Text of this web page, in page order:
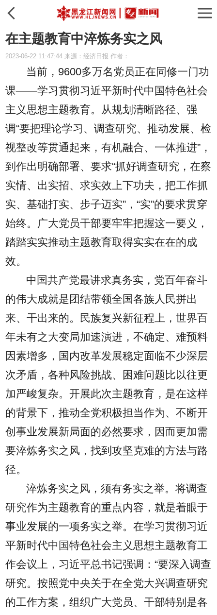
在主题教育中淬炼务实之风
2023-06-22 11:47:44 来源：经济日报 作者：
当前，9600多万名党员正在同修一门功
课——学习贯彻习近平新时代中国特色社会
主义思想主题教育。从规划清晰路径、强
调“要把理论学习、调查研究、推动发展、检
视整改等贯通起来，有机融合、一体推进”，
到作出明确部署、要求“抓好调查研究，在察
实情、出实招、求实效上下功夫，把工作抓
实、基础打实、步子迈实”，“实”的要求贯穿
始终。广大党员干部要牢牢把握这一要义，
踏踏实实推动主题教育取得实实在在的成
效。
中国共产党最讲求真务实，党百年奋斗
的伟大成就是团结带领全国各族人民拼出
来、干出来的。民族复兴新征程上，世界百
年未有之大变局加速演进，不确定、难预料
因素增多，国内改革发展稳定面临不少深层
次矛盾，各种风险挑战、困难问题比以往更
加严峻复杂。开展此次主题教育，是在这样
的背景下，推动全党积极担当作为、不断开
创事业发展新局面的必然要求，因而更加需
要淬炼务实之风，找到攻坚克难的方法与路
径。
淬炼务实之风，须有务实之举。将调查
研究作为主题教育的重点内容，就是着眼于
事业发展的一项务实之举。在学习贯彻习近
平新时代中国特色社会主义思想主题教育工
作会议上，习近平总书记强调：“要深入调查
研究。按照党中央关于在全党大兴调查研究
的工作方案，组织广大党员、干部特别是各